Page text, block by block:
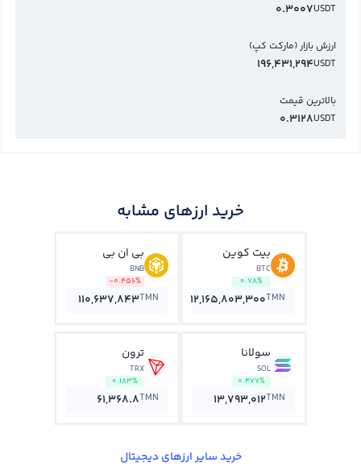
USDT
0.3007
ارزش بازار (مارکت کپ)
USDT
196,431,294
بالاترین قیمت
USDT
0.3128
خرید ارزهای مشابه
بیت کوین
BTC
0.78%
12,165,803,300TMN
بی ان بی
BNB
-0.456%
110,637,843TMN
سولانا
SOL
0.477%
13,793,012TMN
ترون
TRX
0.183%
61,368.8TMN
خرید سایر ارزهای دیجیتال